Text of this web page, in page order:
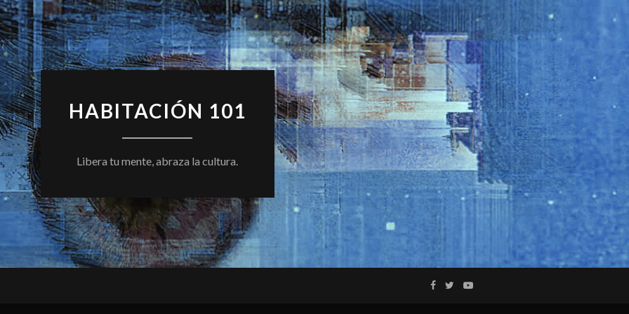
HABITACIÓN 101
Libera tu mente, abraza la cultura.